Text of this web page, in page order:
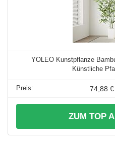
YOLEO Kunstpflanze
Künstliche
74,88 €
ZUM TOP